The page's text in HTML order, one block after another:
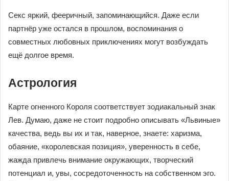
Секс яркий, фееричный, запоминающийся. Даже если
партнёр уже остался в прошлом, воспоминания о
совместных любовных приключениях могут возбуждать
ещё долгое время.
Астрология
Карте огненного Короля соответствует зодиакальный знак
Лев. Думаю, даже не стоит подробно описывать «Львиные»
качества, ведь вы их и так, наверное, знаете: харизма,
обаяние, «королевская позиция», уверенность в себе,
жажда привлечь внимание окружающих, творческий
потенциал и, увы, сосредоточенность на собственном эго.